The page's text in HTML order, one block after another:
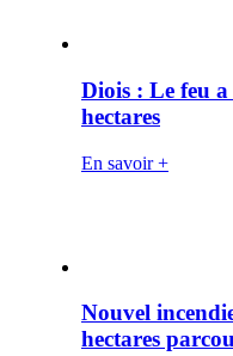
Diois : Le feu
hectares
En savoir +
Nouvel
hectares